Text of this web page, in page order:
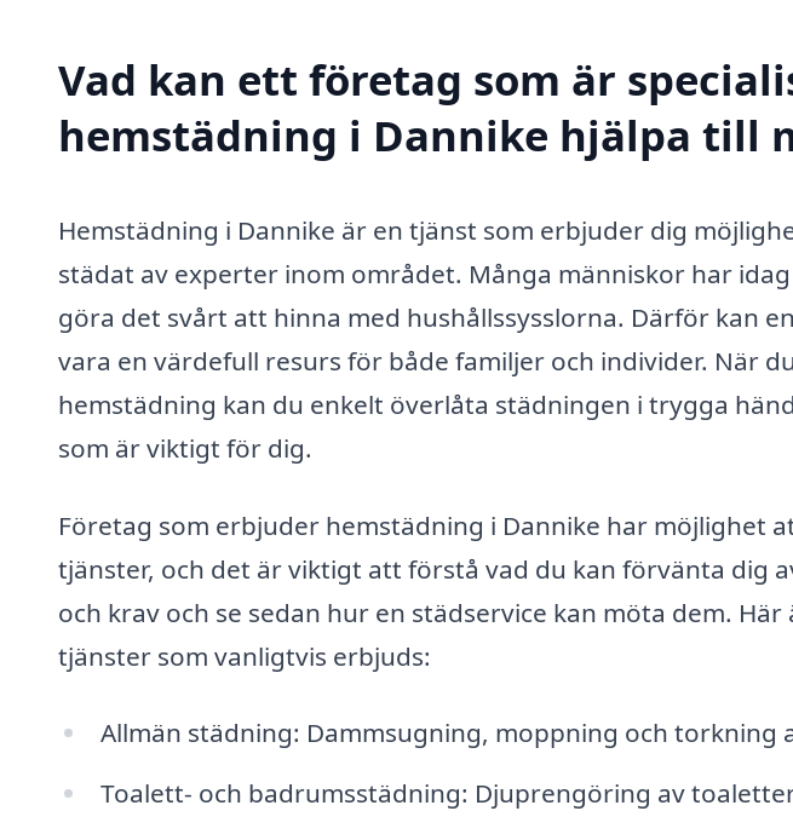
Vad kan ett företag som är
hemstädning i Dannike hjälpa till
Hemstädning i Dannike är en tjänst som erbjuder dig
städat av experter inom området. Många människor har
göra det svårt att hinna med hushållssysslorna. Därför kan
vara en värdefull resurs för både familjer och individer. När
hemstädning kan du enkelt överlåta städningen i trygga
som är viktigt för dig.
Företag som erbjuder hemstädning i Dannike har möjlighet
tjänster, och det är viktigt att förstå vad du kan förvänta dig
och krav och se sedan hur en städservice kan möta dem.
tjänster som vanligtvis erbjuds:
Allmän städning: Dammsugning, moppning och torkning
Toalett- och badrumsstädning: Djuprengöring av